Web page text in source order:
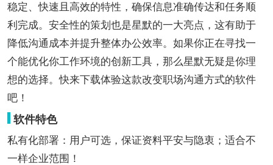
稳定、快速且高效的特性，确保信息准确传达和任务顺
利完成。安全性的策划也是星默的一大亮点，这有助于
降低沟通成本并提升整体办公效率。如果你正在寻找一
个能优化你工作环境的创新工具，那么星默无疑是你理
想的选择。快来下载体验这款改变职场沟通方式的软件
吧！
软件特色
私有化部署：用户可选，保证资料平安与隐衷；适合不
一样企业范围！